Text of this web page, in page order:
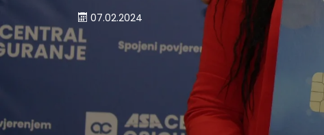
07.02.2024